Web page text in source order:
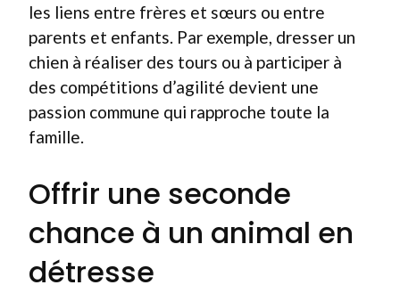
les liens entre frères et sœurs ou entre
parents et enfants. Par exemple, dresser un
chien à réaliser des tours ou à participer à
des compétitions d’agilité devient une
passion commune qui rapproche toute la
famille.
Offrir une seconde
chance à un animal en
détresse